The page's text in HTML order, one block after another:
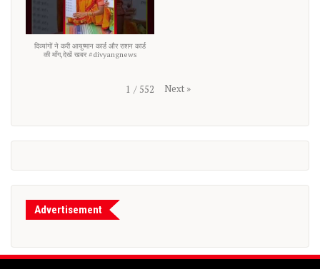
दिव्यांगों ने करी आयुष्मान कार्ड और राशन कार्ड
की माँग,देखें खबर #divyangnews
1 / 552 Next »
Advertisement